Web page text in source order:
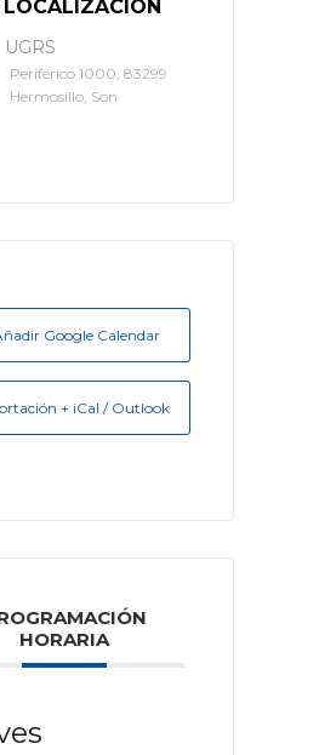
LOCALIZACIÓN
UGRS
Periférico 1000, 83299
Hermosillo, Son
Google Calendar
+ iCal / Outlook
HORARIA